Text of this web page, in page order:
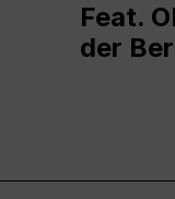
Feat.
der